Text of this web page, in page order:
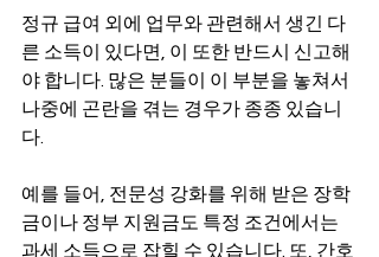
정규 급여 외에 업무와 관련해서 생긴 다
른 소득이 있다면, 이 또한 반드시 신고해
야 합니다. 많은 분들이 이 부분을 놓쳐서
나중에 곤란을 겪는 경우가 종종 있습니
다.
예를 들어, 전문성 강화를 위해 받은 장학
금이나 정부 지원금도 특정 조건에서는
과세 소득으로 잡힐 수 있습니다. 또, 간호